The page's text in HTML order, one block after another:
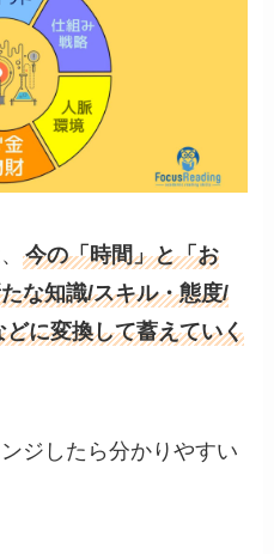
今の「時間」と「お
な知識/スキル・態度/
に変換して蓄えていく
ジしたら分かりやすい